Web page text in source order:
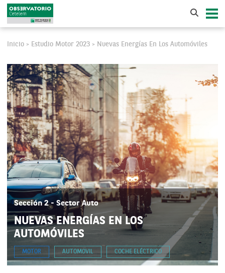
Inicio > Estudio Motor 2023 > Nuevas Energías En Los Automóviles
Sección 2 - Sector Auto
NUEVAS ENERGÍAS EN LOS
AUTOMÓVILES
MOTOR AUTOMOVIL COCHE ELÉCTRICO